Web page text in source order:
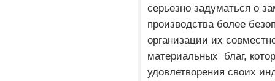
серьезно задуматься о
производства более
организации их
материальных благ,
удовлетворения своих